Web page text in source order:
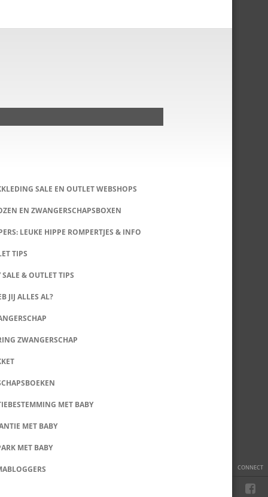
CONNECT
SALE EN OUTLET WEBSHOPS
EN ZWANGERSCHAPSBOXEN
LEUKE HIPPE ROMPERTJES & INFO
TIPS
SALE & OUTLET TIPS
JIJ ALLES AL?
ZWANGERSCHAP
MET BABY
MET BABY
MET BABY